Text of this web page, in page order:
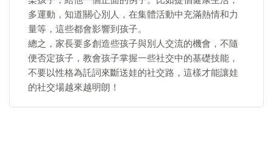
多運動，知道關心別人，在集體活動中充滿熱情和力
量等，這些都會影響到孩子。
總之，家長要多創造些孩子與別人交流的機會，不隨
便否定孩子，教會孩子掌握一些社交中的基礎技能，
不要以性格為託詞來斷送娃的社交路，這樣才能讓娃
的社交場越來越明朗！